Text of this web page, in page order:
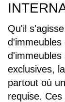
Qu'il
d'immeubles
d'immeubles
exclusives,
partout où
requise.